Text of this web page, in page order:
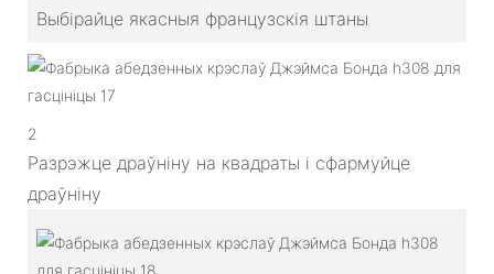
Выбірайце якасныя французскія штаны
2
Разрэжце драўніну на квадраты і сфармуйце
драўніну